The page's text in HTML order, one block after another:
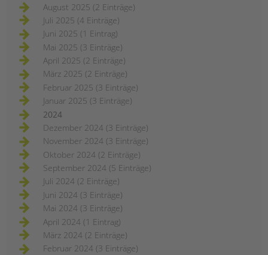
August 2025 (2 Einträge)
Juli 2025 (4 Einträge)
Juni 2025 (1 Eintrag)
Mai 2025 (3 Einträge)
April 2025 (2 Einträge)
März 2025 (2 Einträge)
Februar 2025 (3 Einträge)
Januar 2025 (3 Einträge)
2024
Dezember 2024 (3 Einträge)
November 2024 (3 Einträge)
Oktober 2024 (2 Einträge)
September 2024 (5 Einträge)
Juli 2024 (2 Einträge)
Juni 2024 (3 Einträge)
Mai 2024 (3 Einträge)
April 2024 (1 Eintrag)
März 2024 (2 Einträge)
Februar 2024 (3 Einträge)